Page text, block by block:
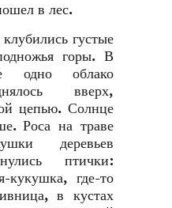
в лес.
густые
горы. В
одно облако
вверх,
цепью. Солнце
Роса на траве
деревьев
птички:
кукушка, где-то
в кустах